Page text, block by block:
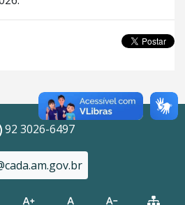
92 3026-6497